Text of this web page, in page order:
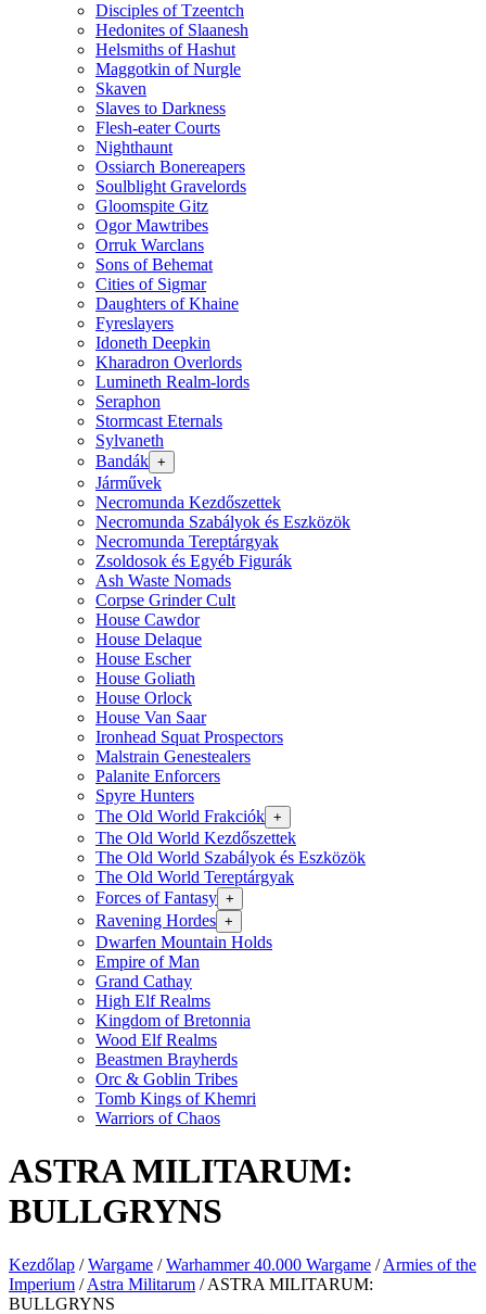
Disciples of Tzeentch
Hedonites of Slaanesh
Helsmiths of Hashut
Maggotkin of Nurgle
Skaven
Slaves to Darkness
Flesh-eater Courts
Nighthaunt
Ossiarch Bonereapers
Soulblight Gravelords
Gloomspite Gitz
Ogor Mawtribes
Orruk Warclans
Sons of Behemat
Cities of Sigmar
Daughters of Khaine
Fyreslayers
Idoneth Deepkin
Kharadron Overlords
Lumineth Realm-lords
Seraphon
Stormcast Eternals
Sylvaneth
Bandák +
Járművek
Necromunda Kezdőszettek
Necromunda Szabályok és Eszközök
Necromunda Tereptárgyak
Zsoldosok és Egyéb Figurák
Ash Waste Nomads
Corpse Grinder Cult
House Cawdor
House Delaque
House Escher
House Goliath
House Orlock
House Van Saar
Ironhead Squat Prospectors
Malstrain Genestealers
Palanite Enforcers
Spyre Hunters
The Old World Frakciók +
The Old World Kezdőszettek
The Old World Szabályok és Eszközök
The Old World Tereptárgyak
Forces of Fantasy +
Ravening Hordes +
Dwarfen Mountain Holds
Empire of Man
Grand Cathay
High Elf Realms
Kingdom of Bretonnia
Wood Elf Realms
Beastmen Brayherds
Orc & Goblin Tribes
Tomb Kings of Khemri
Warriors of Chaos
ASTRA MILITARUM:
BULLGRYNS
Kezdőlap / Wargame / Warhammer 40.000 Wargame / Armies of the
Imperium / Astra Militarum /ASTRA MILITARUM:
BULLGRYNS